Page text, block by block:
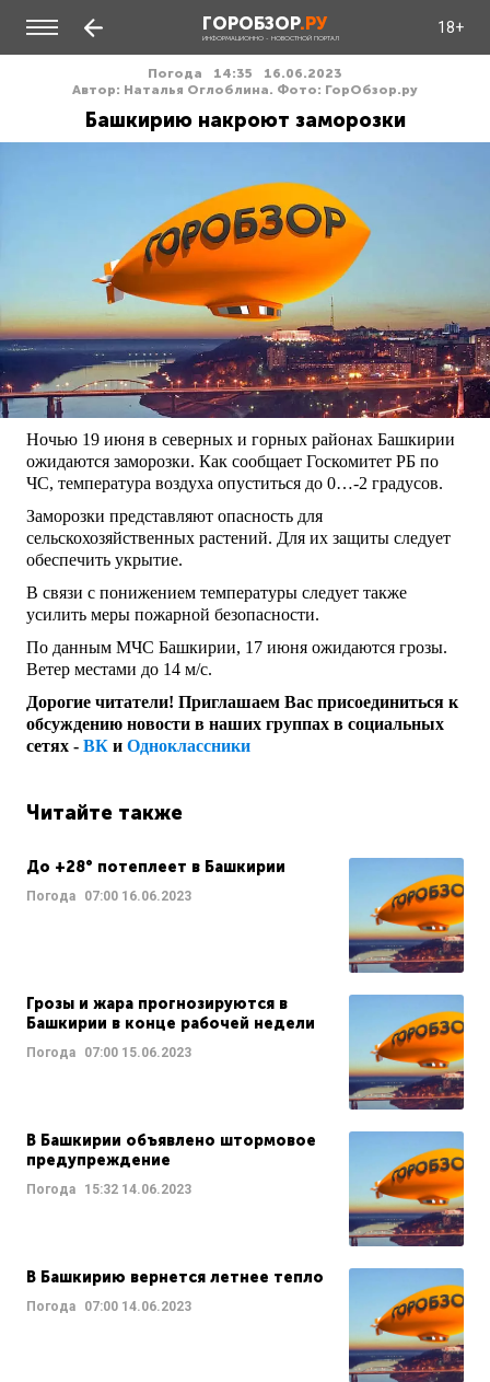
ГОРОБЗОР.РУ
ИНФОРМАЦИОННО - НОВОСТНОЙ ПОРТАЛ
18+
Погода 14:35
16.06.2023
Автор: Наталья Оглоблина. Фото: ГорОбзор.ру
Башкирию накроют заморозки
Ночью 19 июня в северных и горных районах Башкирии
ожидаются заморозки. Как сообщает Госкомитет РБ по
ЧС, температура воздуха опуститься до 0…-2 градусов.
Заморозки представляют опасность для
сельскохозяйственных растений. Для их защиты следует
обеспечить укрытие.
В связи с понижением температуры следует также
усилить меры пожарной безопасности.
По данным МЧС Башкирии, 17 июня ожидаются грозы.
Ветер местами до 14 м/с.
Дорогие читатели! Приглашаем Вас присоединиться к
обсуждению новости в наших группах в социальных
сетях - ВК и Одноклассники
Читайте также
До +28° потеплеет в Башкирии
Погода 07:00 16.06.2023
Грозы и жара прогнозируются в
Башкирии в конце рабочей недели
Погода 07:00 15.06.2023
В Башкирии объявлено штормовое
предупреждение
Погода 15:32 14.06.2023
В Башкирию вернется летнее тепло
Погода 07:00 14.06.2023